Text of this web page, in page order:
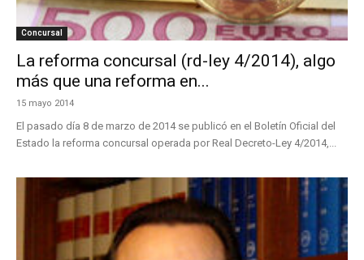
Concursal
La reforma concursal (rd-ley 4/2014), algo
más que una reforma en...
15 mayo 2014
El pasado día 8 de marzo de 2014 se publicó en el Boletín Oficial del
Estado la reforma concursal operada por Real Decreto-Ley 4/2014,...